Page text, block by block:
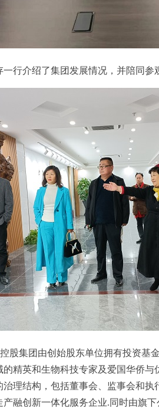
介绍了集团发展情况，并陪同参
集团由创始股东单位拥有投资基
的精英和生物科技专家及爱国华侨
治理结构，包括董事会、监事会和
产融创新一体化服务企业.同时由旗